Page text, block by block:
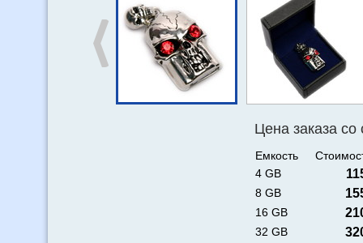
Цена заказа со
Емкость
4 GB
8 GB
16 GB
32 GB